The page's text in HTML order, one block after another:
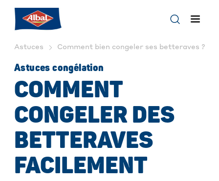
Astuces Comment bien congeler ses betteraves ? |
Astuces congélation
COMMENT
CONGELER DES
BETTERAVES
FACILEMENT